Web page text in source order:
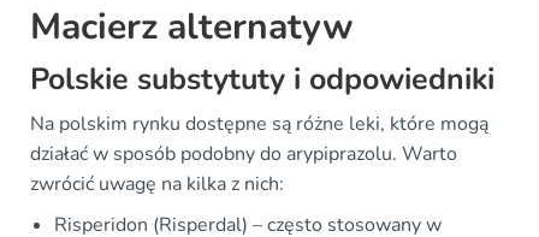
Macierz alternatyw
Polskie substytuty i odpowiedniki
Na polskim rynku dostępne są różne leki, które mogą
działać w sposób podobny do arypiprazolu. Warto
zwrócić uwagę na kilka z nich:
Risperidon (Risperdal) – często stosowany w